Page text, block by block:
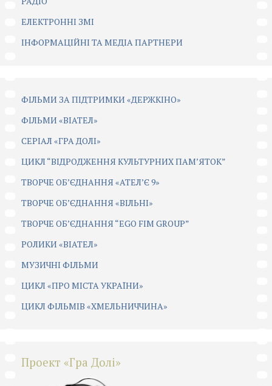
ЕЛЕКТРОННІ ЗМІ
ІНФОРМАЦІЙНІ ТА МЕДІА ПАРТНЕРИ
ФІЛЬМИ ЗА ПІДТРИМКИ «ДЕРЖКІНО»
ФІЛЬМИ «ВІАТЕЛ»
СЕРІАЛ «ГРА ДОЛІ»
ЦИКЛ “ВІДРОДЖЕННЯ КУЛЬТУРНИХ ПАМ’ЯТОК”
ТВОРЧЕ ОБ’ЄДНАННЯ «АТЕЛ’Є 9»
ТВОРЧЕ ОБ’ЄДНАННЯ «ВІЛЬНІ»
ТВОРЧЕ ОБ’ЄДНАННЯ “EGO FIM GROUP”
РОЛИКИ «ВІАТЕЛ»
МУЗИЧНІ ФІЛЬМИ
ЦИКЛ «ПРО МІСТА УКРАЇНИ»
ЦИКЛ ФІЛЬМІВ «ХМЕЛЬНИЧЧИНА»
Проект «Гра Долі»